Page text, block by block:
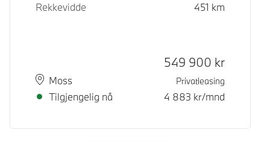
Rekkevidde
451 km
PlassMoss
Leveringstid
Tilgjengelig nå
Kontantpris
549 900 kr
Privatleasing
4 883 kr/mnd